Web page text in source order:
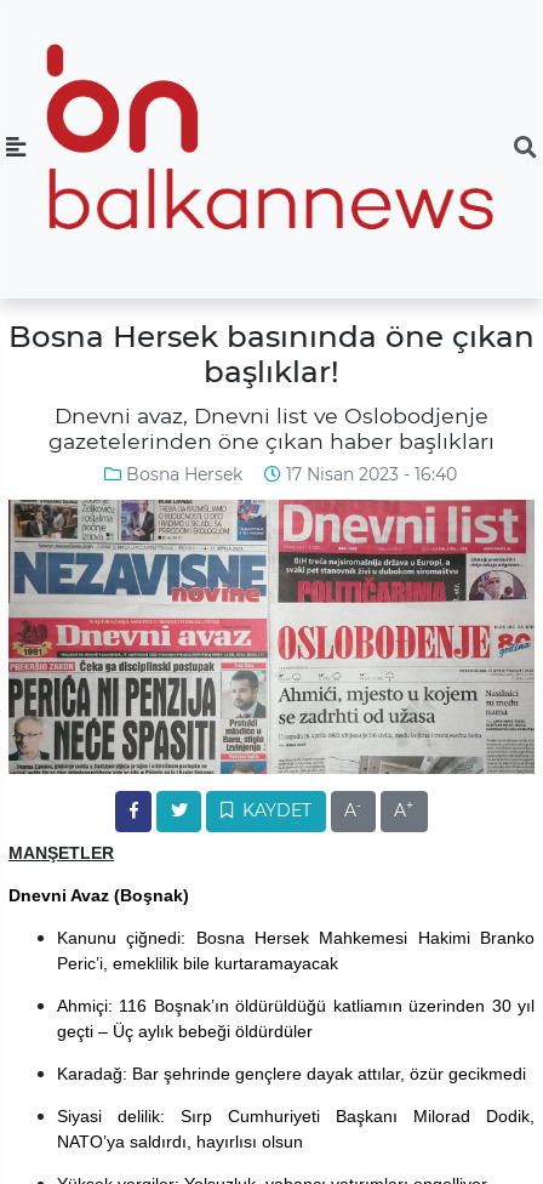
Bosna Hersek basınında öne çıkan
başlıklar!
Dnevni avaz, Dnevni list ve Oslobodjenje
gazetelerinden öne çıkan haber başlıkları
Bosna Hersek 17 Nisan 2023 - 16:40
KAYDET A- A+
MANŞETLER
Dnevni Avaz (Boşnak)
Kanunu çiğnedi: Bosna Hersek Mahkemesi Hakimi Branko
Peric’i, emeklilik bile kurtaramayacak
Ahmiçi: 116 Boşnak’ın öldürüldüğü katliamın üzerinden 30 yıl
geçti – Üç aylık bebeği öldürdüler
Karadağ: Bar şehrinde gençlere dayak attılar, özür gecikmedi
Siyasi delilik: Sırp Cumhuriyeti Başkanı Milorad Dodik,
NATO’ya saldırdı, hayırlısı olsun